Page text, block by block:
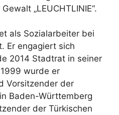
„LEUCHTLINIE“.
als Sozialarbeiter bei
Er engagiert sich
2014 Stadtrat in seiner
wurde er
Vorsitzender der
Baden-Württemberg
der Türkischen